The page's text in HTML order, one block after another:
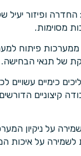
ופיזור יעיל
מסוימות.
פיתוח
של תנאי הבחישה.
כימיים עשויים
קיצוניים
על ניקיון
לשמירה על איכות